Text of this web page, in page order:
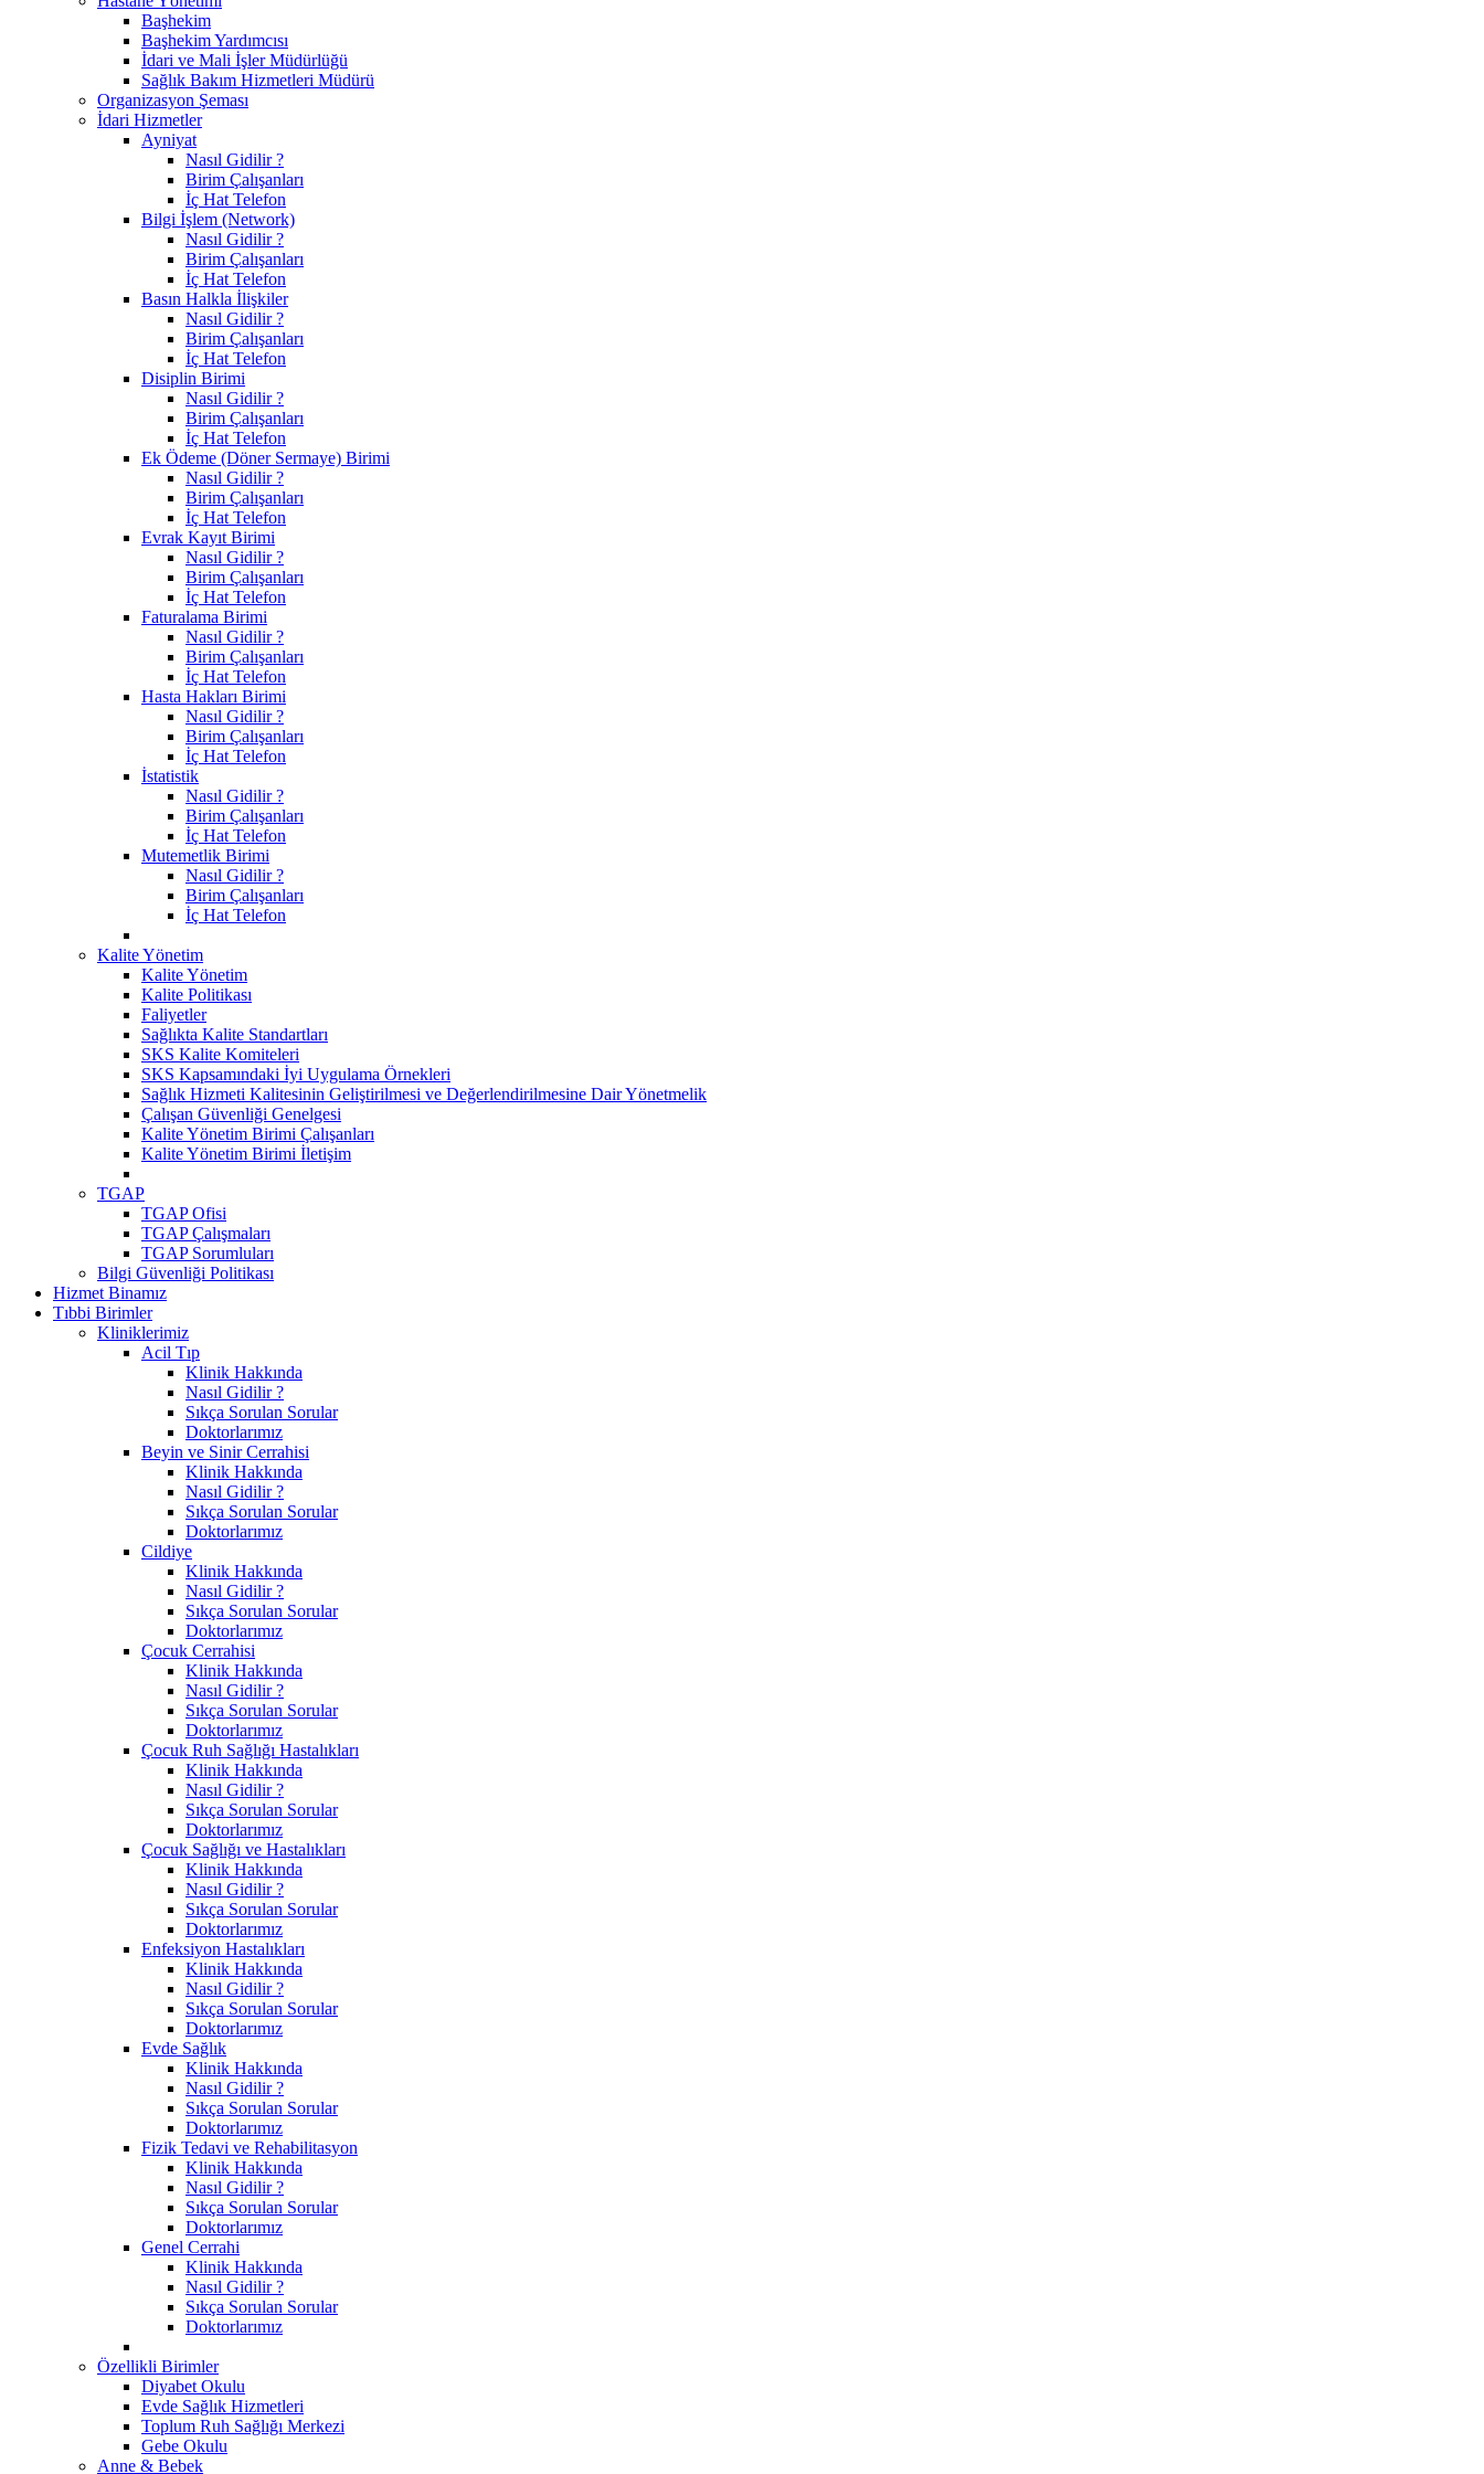
Başhekim
Başhekim Yardımcısı
İdari ve Mali İşler Müdürlüğü
Sağlık Bakım Hizmetleri Müdürü
Organizasyon Şeması
İdari Hizmetler
Ayniyat
Nasıl Gidilir ?
Birim Çalışanları
İç Hat Telefon
Bilgi İşlem (Network)
Nasıl Gidilir ?
Birim Çalışanları
İç Hat Telefon
Basın Halkla İlişkiler
Nasıl Gidilir ?
Birim Çalışanları
İç Hat Telefon
Disiplin Birimi
Nasıl Gidilir ?
Birim Çalışanları
İç Hat Telefon
Ek Ödeme (Döner Sermaye) Birimi
Nasıl Gidilir ?
Birim Çalışanları
İç Hat Telefon
Evrak Kayıt Birimi
Nasıl Gidilir ?
Birim Çalışanları
İç Hat Telefon
Faturalama Birimi
Nasıl Gidilir ?
Birim Çalışanları
İç Hat Telefon
Hasta Hakları Birimi
Nasıl Gidilir ?
Birim Çalışanları
İç Hat Telefon
İstatistik
Nasıl Gidilir ?
Birim Çalışanları
İç Hat Telefon
Mutemetlik Birimi
Nasıl Gidilir ?
Birim Çalışanları
İç Hat Telefon
Kalite Yönetim
Kalite Yönetim
Kalite Politikası
Faliyetler
Sağlıkta Kalite Standartları
SKS Kalite Komiteleri
SKS Kapsamındaki İyi Uygulama Örnekleri
Sağlık Hizmeti Kalitesinin Geliştirilmesi ve Değerlendirilmesine Dair Yönetmelik
Çalışan Güvenliği Genelgesi
Kalite Yönetim Birimi Çalışanları
Kalite Yönetim Birimi İletişim
TGAP
TGAP Ofisi
TGAP Çalışmaları
TGAP Sorumluları
Bilgi Güvenliği Politikası
Hizmet Binamız
Tıbbi Birimler
Kliniklerimiz
Acil Tıp
Klinik Hakkında
Nasıl Gidilir ?
Sıkça Sorulan Sorular
Doktorlarımız
Beyin ve Sinir Cerrahisi
Klinik Hakkında
Nasıl Gidilir ?
Sıkça Sorulan Sorular
Doktorlarımız
Cildiye
Klinik Hakkında
Nasıl Gidilir ?
Sıkça Sorulan Sorular
Doktorlarımız
Çocuk Cerrahisi
Klinik Hakkında
Nasıl Gidilir ?
Sıkça Sorulan Sorular
Doktorlarımız
Çocuk Ruh Sağlığı Hastalıkları
Klinik Hakkında
Nasıl Gidilir ?
Sıkça Sorulan Sorular
Doktorlarımız
Çocuk Sağlığı ve Hastalıkları
Klinik Hakkında
Nasıl Gidilir ?
Sıkça Sorulan Sorular
Doktorlarımız
Enfeksiyon Hastalıkları
Klinik Hakkında
Nasıl Gidilir ?
Sıkça Sorulan Sorular
Doktorlarımız
Evde Sağlık
Klinik Hakkında
Nasıl Gidilir ?
Sıkça Sorulan Sorular
Doktorlarımız
Fizik Tedavi ve Rehabilitasyon
Klinik Hakkında
Nasıl Gidilir ?
Sıkça Sorulan Sorular
Doktorlarımız
Genel Cerrahi
Klinik Hakkında
Nasıl Gidilir ?
Sıkça Sorulan Sorular
Doktorlarımız
Özellikli Birimler
Diyabet Okulu
Evde Sağlık Hizmetleri
Toplum Ruh Sağlığı Merkezi
Gebe Okulu
Anne & Bebek